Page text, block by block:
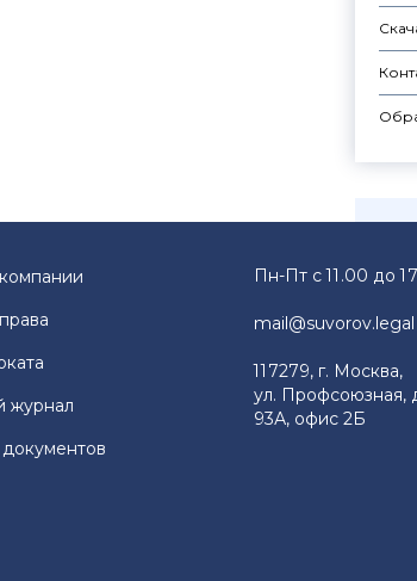
журнал
Пн-Пт с 11.00 до
mail@suvorov.legal
117279, г. Москва,
ул. Профсоюзная,
93А, офис 2Б